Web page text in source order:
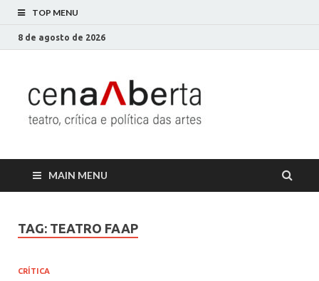
TOP MENU
8 de agosto de 2026
MAIN MENU
TAG: TEATRO FAAP
CRÍTICA